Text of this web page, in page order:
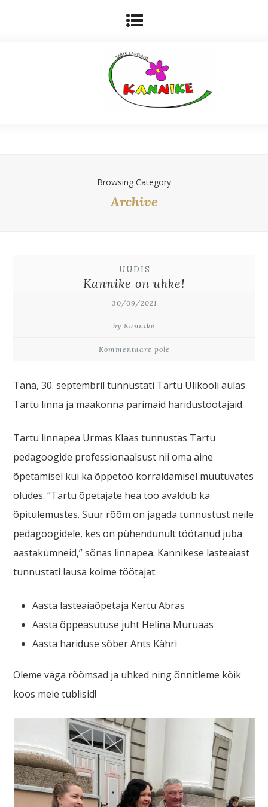
Browsing Category
Archive
UUDIS
Kannike on uhke!
30/09/2021
by Kannike
Kommentaare pole
Täna, 30. septembril tunnustati Tartu Ülikooli aulas
Tartu linna ja maakonna parimaid haridustöötajaid.
Tartu linnapea Urmas Klaas tunnustas Tartu
pedagoogide professionaalsust nii oma aine
õpetamisel kui ka õppetöö korraldamisel muutuvates
oludes. “Tartu õpetajate hea töö avaldub ka
õpitulemustes. Suur rõõm on jagada tunnustust neile
pedagoogidele, kes on pühendunult töötanud juba
aastakümneid,” sõnas linnapea. Kannikese lasteaiast
tunnustati lausa kolme töötajat:
Aasta lasteaiaõpetaja Kertu Abras
Aasta õppeasutuse juht Helina Muruaas
Aasta hariduse sõber Ants Kähri
Oleme väga rõõmsad ja uhked ning õnnitleme kõik
koos meie tublisid!